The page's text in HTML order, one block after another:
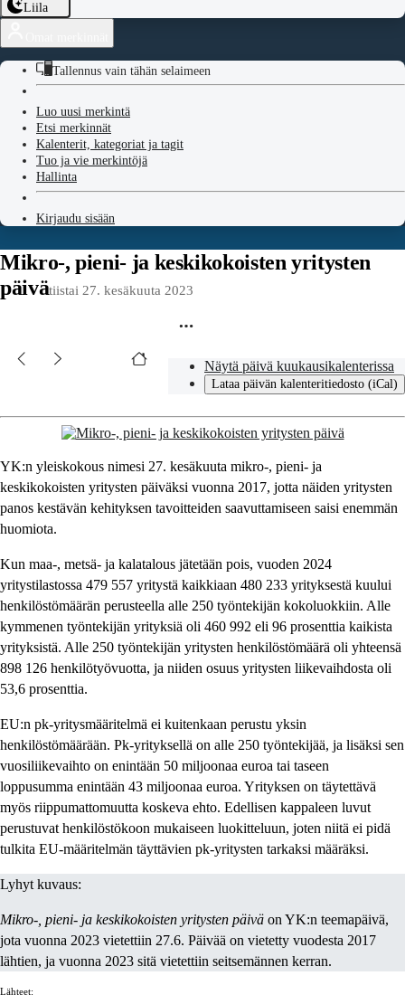
Liila
Tallennus vain tähän selaimeen
Luo uusi merkintä
Etsi merkinnät
Kalenterit, kategoriat ja tagit
Tuo ja vie merkintöjä
Hallinta
Kirjaudu sisään
Mikro-, pieni- ja keskikokoisten yritysten
päivätiistai 27. kesäkuuta 2023
Näytä päivä kuukausikalenterissa
Lataa päivän kalenteritiedosto (iCal)
YK:n yleiskokous nimesi 27. kesäkuuta mikro-, pieni- ja
keskikokoisten yritysten päiväksi vuonna 2017, jotta näiden yritysten
panos kestävän kehityksen tavoitteiden saavuttamiseen saisi enemmän
huomiota.
Kun maa-, metsä- ja kalatalous jätetään pois, vuoden 2024
yritystilastossa 479 557 yritystä kaikkiaan 480 233 yrityksestä kuului
henkilöstömäärän perusteella alle 250 työntekijän kokoluokkiin. Alle
kymmenen työntekijän yrityksiä oli 460 992 eli 96 prosenttia kaikista
yrityksistä. Alle 250 työntekijän yritysten henkilöstömäärä oli yhteensä
898 126 henkilötyövuotta, ja niiden osuus yritysten liikevaihdosta oli
53,6 prosenttia.
EU:n pk-yritysmääritelmä ei kuitenkaan perustu yksin
henkilöstömäärään. Pk-yrityksellä on alle 250 työntekijää, ja lisäksi sen
vuosiliikevaihto on enintään 50 miljoonaa euroa tai taseen
loppusumma enintään 43 miljoonaa euroa. Yrityksen on täytettävä
myös riippumattomuutta koskeva ehto. Edellisen kappaleen luvut
perustuvat henkilöstökoon mukaiseen luokitteluun, joten niitä ei pidä
tulkita EU-määritelmän täyttävien pk-yritysten tarkaksi määräksi.
Lyhyt kuvaus:
Mikro-, pieni- ja keskikokoisten yritysten päivä on YK:n teemapäivä,
jota vuonna 2023 vietettiin 27.6. Päivää on vietetty vuodesta 2017
lähtien, ja vuonna 2023 sitä vietettiin seitsemännen kerran.
Lähteet: